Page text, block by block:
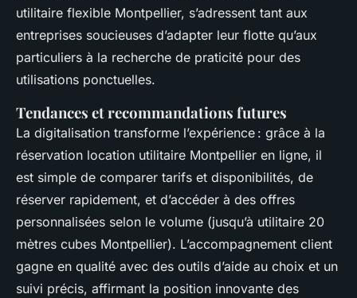
utilitaire flexible Montpellier, s’adressent tant aux
entreprises soucieuses d’adapter leur flotte qu’aux
particuliers à la recherche de praticité pour des
utilisations ponctuelles.
Tendances et recommandations futures
La digitalisation transforme l’expérience : grâce à la
réservation location utilitaire Montpellier en ligne, il
est simple de comparer tarifs et disponibilités, de
réserver rapidement, et d’accéder à des offres
personnalisées selon le volume (jusqu’à utilitaire 20
mètres cubes Montpellier). L’accompagnement client
gagne en qualité avec des outils d’aide au choix et un
suivi précis, affirmant la position innovante des